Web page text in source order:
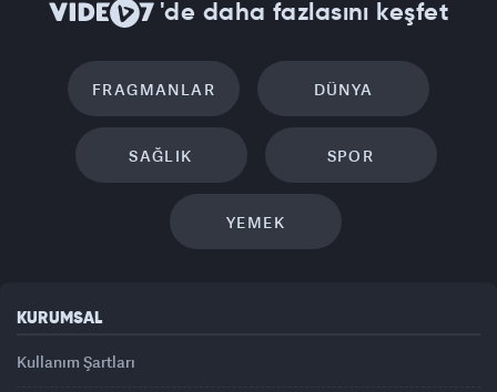
'de daha fazlasını keşfet
FRAGMANLAR DÜNYA
SAĞLIK SPOR
YEMEK
KURUMSAL
Kullanım Şartları